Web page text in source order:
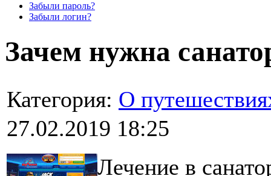
Забыли пароль?
Забыли логин?
Зачем нужна
Категория: О
27.02.2019 18:25
Лечение в